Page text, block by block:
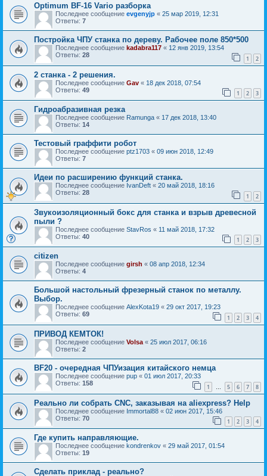
Optimum BF-16 Vario разборка
Последнее сообщение evgenyjp « 25 мар 2019, 12:31
Ответы: 7
Постройка ЧПУ станка по дереву. Рабочее поле 850*500
Последнее сообщение kadabra117 « 12 янв 2019, 13:54
Ответы: 28 1 2
2 станка - 2 решения.
Последнее сообщение Gav « 18 дек 2018, 07:54
Ответы: 49 1 2 3
Гидроабразивная резка
Последнее сообщение Ramunga « 17 дек 2018, 13:40
Ответы: 14
Тестовый граффити робот
Последнее сообщение ptz1703 « 09 июн 2018, 12:49
Ответы: 7
Идеи по расширению функций станка.
Последнее сообщение IvanDeft « 20 май 2018, 18:16
Ответы: 28 1 2
Звукоизоляционный бокс для станка и взрыв древесной
пыли ?
Последнее сообщение StavRos « 11 май 2018, 17:32
Ответы: 40 1 2 3
citizen
Последнее сообщение girsh « 08 апр 2018, 12:34
Ответы: 4
Большой настольный фрезерный станок по металлу.
Выбор.
Последнее сообщение AlexKota19 « 29 окт 2017, 19:23
Ответы: 69 1 2 3 4
ПРИВОД КЕМТОК!
Последнее сообщение Volsa « 25 июл 2017, 06:16
Ответы: 2
BF20 - очередная ЧПУизация китайского немца
Последнее сообщение pup « 01 июл 2017, 20:33
Ответы: 158 1 … 5 6 7 8
Реально ли собрать CNC, заказывая на aliexpress? Help
Последнее сообщение Immortal88 « 02 июн 2017, 15:46
Ответы: 70 1 2 3 4
Где купить направляющие.
Последнее сообщение kondrenkov « 29 май 2017, 01:54
Ответы: 19
Сделать приклад - реально?